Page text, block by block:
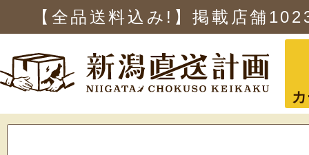
【全品送料込み!】掲載店舗